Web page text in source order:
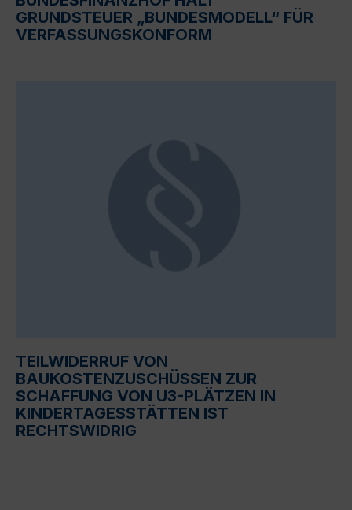
GRUNDSTEUER „BUNDESMODELL“ FÜR
VERFASSUNGSKONFORM
TEILWIDERRUF VON
BAUKOSTENZUSCHÜSSEN ZUR
SCHAFFUNG VON U3-PLÄTZEN IN
KINDERTAGESSTÄTTEN IST
RECHTSWIDRIG